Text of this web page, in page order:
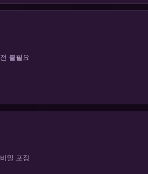
불필요
밀 포장